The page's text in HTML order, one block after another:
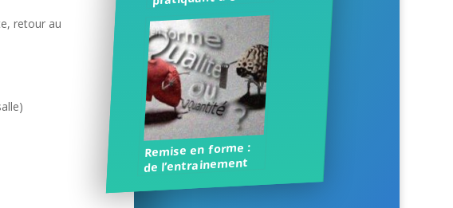
retour au
autonome en
remise en forme
Remise en forme :
de l’entrainement
qualitatif…